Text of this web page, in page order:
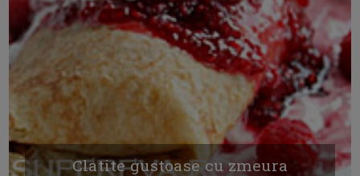
Clatite gustoase cu zmeura